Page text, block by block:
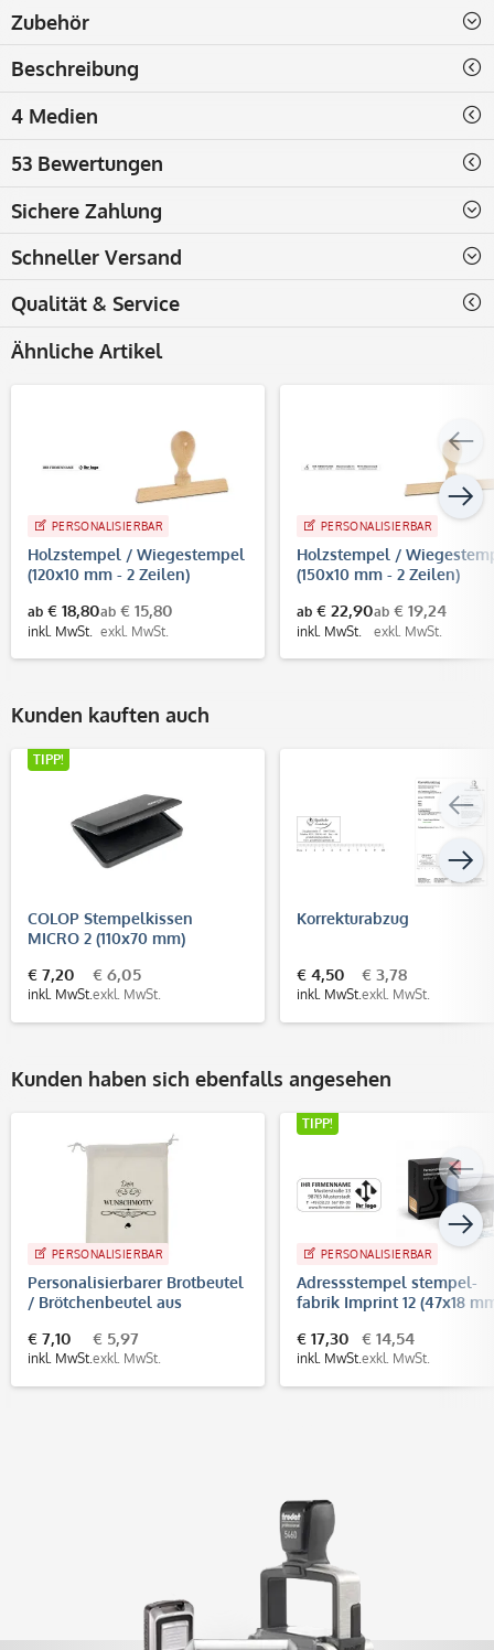
Zubehör
Beschreibung
4 Medien
53 Bewertungen
Sichere Zahlung
Schneller Versand
Qualität & Service
Ähnliche Artikel
PERSONALISIERBAR
Holzstempel / Wiegestempel
(120x10 mm - 2 Zeilen)
ab € 18,80
inkl. MwSt.
ab € 15,80
exkl. MwSt.
PERSONALISIERBAR
Holzstempel /
(150x10 mm - 2 Zeilen)
ab € 22,90
inkl. MwSt.
ab € 19,24
exkl. MwSt.
Kunden kauften auch
TIPP!
COLOP Stempelkissen
MICRO 2 (110x70 mm)
€ 7,20
inkl. MwSt.
€ 6,05
exkl. MwSt.
Korrekturabzug
€ 4,50
inkl. MwSt.
€ 3,78
exkl. MwSt.
Kunden haben sich ebenfalls angesehen
PERSONALISIERBAR
Personalisierbarer Brotbeutel
/ Brötchenbeutel aus
€ 7,10
inkl. MwSt.
€ 5,97
exkl. MwSt.
TIPP!
PERSONALISIERBAR
Adressstempel stempel-
fabrik Imprint 12 (47x18
€ 17,30
inkl. MwSt.
€ 14,54
exkl. MwSt.